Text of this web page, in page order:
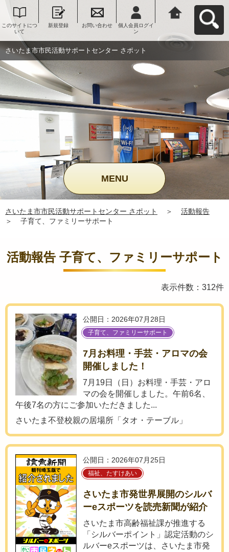
このサイトにつ
いて
新規登録 お問い合わせ
個人会員ログイ
ン
ンター さポット
へ戻る
さいたま市市民活動サポートセンター さポット
MENU
さいたま市市民活動サポートセンター さポット ＞
活動報告
＞
子育て、ファミリーサポート
活動報告 子育て、ファミリーサポート
表示件数：312件
公開日：2026年07月28日
子育て、ファミリーサポート
7月お料理・手芸・アロマの会
開催しました！
7月19日（日）お料理・手芸・アロ
マの会を開催しました。午前6名、
午後7名の方にご参加いただきました...
さいたま不登校親の居場所「タオ・テーブル」
公開日：2026年07月25日
福祉、たすけあい
さいたま市発世界展開のシルバ
ーeスポーツを読売新聞が紹介
さいたま市高齢福祉課が推進する
「シルバーポイント」認定活動のシ
ルバーeスポーツは、さいたま市発